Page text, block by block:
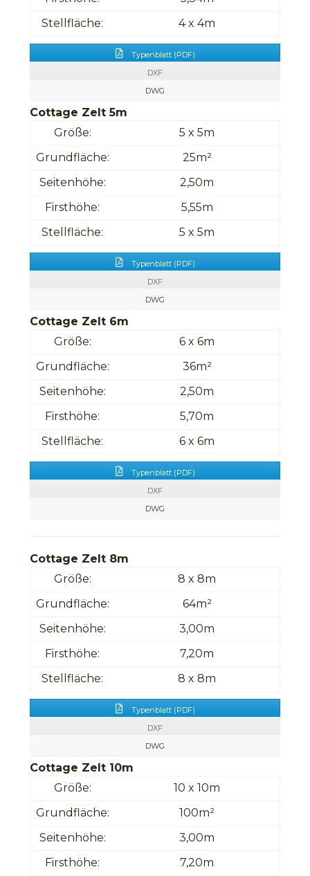
Stellfläche:
4 x 4m
Typenblatt (PDF)
DXF
DWG
Cottage Zelt 5m
Größe:
5 x 5m
Grundfläche:
25m²
Seitenhöhe:
2,50m
Firsthöhe:
5,55m
Stellfläche:
5 x 5m
Typenblatt (PDF)
DXF
DWG
Cottage Zelt 6m
Größe:
6 x 6m
Grundfläche:
36m²
Seitenhöhe:
2,50m
Firsthöhe:
5,70m
Stellfläche:
6 x 6m
Typenblatt (PDF)
DXF
DWG
Cottage Zelt 8m
Größe:
8 x 8m
Grundfläche:
64m²
Seitenhöhe:
3,00m
Firsthöhe:
7,20m
Stellfläche:
8 x 8m
Typenblatt (PDF)
DXF
DWG
Cottage Zelt 10m
Größe:
10 x 10m
Grundfläche:
100m²
Seitenhöhe:
3,00m
Firsthöhe:
7,20m